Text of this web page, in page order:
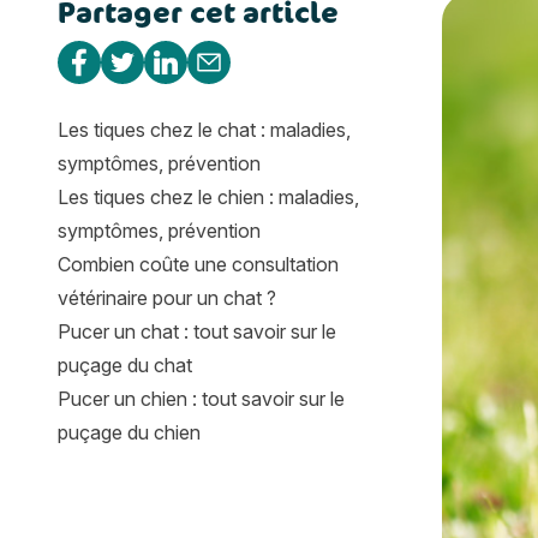
Field
Partager cet article
Partager sur Facebook
Partager sur Twitter
Partager sur Linkedin
Partager par e-mail
Les tiques chez le chat : maladies,
symptômes, prévention
Les tiques chez le chien : maladies,
symptômes, prévention
Combien coûte une consultation
vétérinaire pour un chat ?
Pucer un chat : tout savoir sur le
puçage du chat
Pucer un chien : tout savoir sur le
puçage du chien